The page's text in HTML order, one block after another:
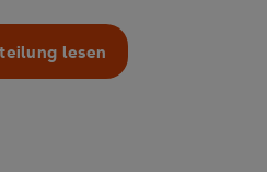
lesen